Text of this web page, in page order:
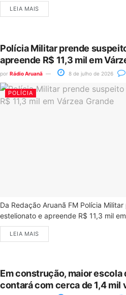
LEIA MAIS
Polícia Militar prende
apreende R$ 11,3 mil em
por Rádio Aruanã 8 de julho de 2026
POLÍCIA
Da Redação Aruanã FM Polícia
estelionato e apreende R$ 11,3 mil
LEIA MAIS
Em construção, maior escola
contará com cerca de 1,4 mil